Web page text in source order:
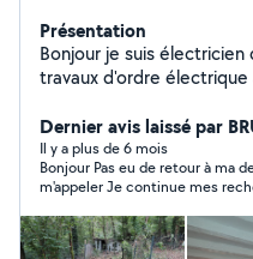
Présentation
Bonjour je suis électricien de métier .je
travaux d'ordre
de plomberies sauf cuivre...
Isolation,placo, peinture
cuisine et de salle de bains Aménagement
jardinage,peinture ....
23 ans d'expérience
CESU accepté
Dernier avis laissé par
Il y a plus de 6 mois
Bonjour Pas eu de retour à ma demande Cette personne devait
m'appeler Je continue